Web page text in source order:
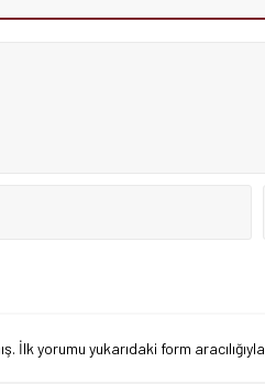
İlk yorumu yukarıdaki form